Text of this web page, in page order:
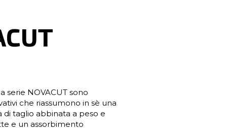
serie NOVACUT sono
che riassumono in sè una
di taglio abbinata a peso e
e un assorbimento